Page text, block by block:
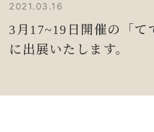
2021.03.16
3月17~19日開催の「て
に出展いたします。